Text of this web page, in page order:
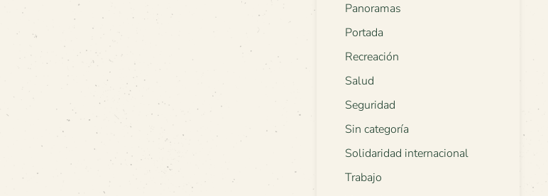
Panoramas
Portada
Recreación
Salud
Seguridad
Sin categoría
Solidaridad internacional
Trabajo